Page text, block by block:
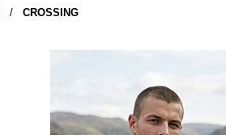
/ CROSSING